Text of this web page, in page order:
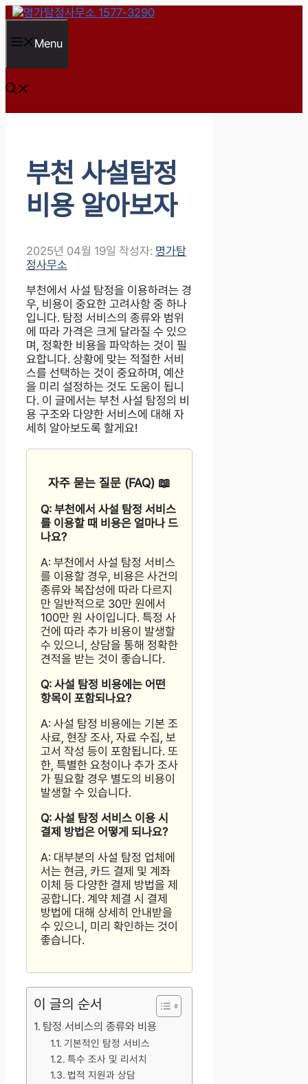
컨
츠
건
너
뛰
Menu
부천 사설탐정
비용 알아보자
2025년 04월 19일 작성자: 명가탐
정사무소
부천에서 사설 탐정을 이용하려는 경
우, 비용이 중요한 고려사항 중 하나
입니다. 탐정 서비스의 종류와 범위
에 따라 가격은 크게 달라질 수 있으
며, 정확한 비용을 파악하는 것이 필
요합니다. 상황에 맞는 적절한 서비
스를 선택하는 것이 중요하며, 예산
을 미리 설정하는 것도 도움이 됩니
다. 이 글에서는 부천 사설 탐정의 비
용 구조와 다양한 서비스에 대해 자
세히 알아보도록 할게요!
자주 묻는 질문 (FAQ) 📖
Q: 부천에서 사설 탐정 서비스
를 이용할 때 비용은 얼마나 드
나요?
A: 부천에서 사설 탐정 서비스
를 이용할 경우, 비용은 사건의
종류와 복잡성에 따라 다르지
만 일반적으로 30만 원에서
100만 원 사이입니다. 특정 사
건에 따라 추가 비용이 발생할
수 있으니, 상담을 통해 정확한
견적을 받는 것이 좋습니다.
Q: 사설 탐정 비용에는 어떤
항목이 포함되나요?
A: 사설 탐정 비용에는 기본 조
사료, 현장 조사, 자료 수집, 보
고서 작성 등이 포함됩니다. 또
한, 특별한 요청이나 추가 조사
가 필요할 경우 별도의 비용이
발생할 수 있습니다.
Q: 사설 탐정 서비스 이용 시
결제 방법은 어떻게 되나요?
A: 대부분의 사설 탐정 업체에
서는 현금, 카드 결제 및 계좌
이체 등 다양한 결제 방법을 제
공합니다. 계약 체결 시 결제
방법에 대해 상세히 안내받을
수 있으니, 미리 확인하는 것이
좋습니다.
이 글의 순서
탐정 서비스의 종류와 비용
기본적인 탐정 서비스
특수 조사 및 리서치
법적 지원과 상담